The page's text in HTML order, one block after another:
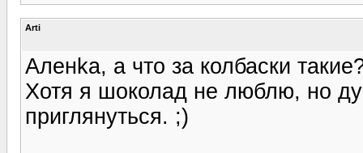
Arti
Аленka, а что за колбаски
Хотя я шоколад не люблю, но
приглянуться. ;)